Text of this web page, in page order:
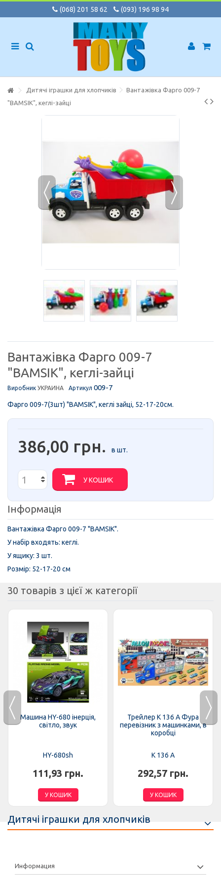
(068) 201 58 62 (093) 196 98 94
Дитячі іграшки для хлопчиків
Вантажівка Фарго 009-7
"BAMSIK", кеглі-зайці
Вантажівка Фарго 009-7
"BAMSIK", кеглі-зайці
Виробник УКРАИНА Артикул 009-7
Фарго 009-7(3шт) "BAMSIK", кеглі зайці, 52-17-20см.
386,00 грн. в шт.
У КОШИК
Інформація
Вантажівка Фарго 009-7 "BAMSIK".
У набір входять: кеглі.
У ящику: 3 шт.
Розмір: 52-17-20 см
30 товарів з цієї ж категорії
Машина HY-680 інерція,
світло, звук
HY-680sh
111,93 грн.
У КОШИК
Трейлер K 136 A Фура
перевізник з машинками, в
коробці
K 136 A
292,57 грн.
У КОШИК
Дитячі іграшки для хлопчиків
Информация